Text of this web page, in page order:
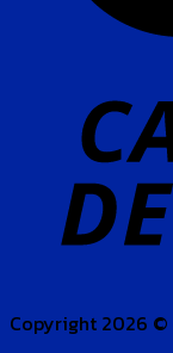
Copyright 2026 ©